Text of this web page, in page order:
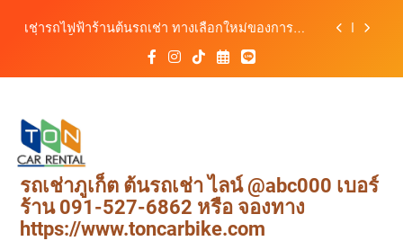
เช่ารถไฟฟ้าร้านต้นรถเช่า ทางเลือกใหม่ของการ
ต้นรถเช่ามอเตอร์ไซค์ภูเก็ต ราคาประหยัด ขี่ง่าย รับ
รถสะดวก 24 ชั่วโมง
สะดวก ราคาประหยัด เริ่มต้นเพียง 150 บาท/วัน
ต้นรถเช่า ครบทุกฟังก์ชันการใช้งาน ครบทุกประเภท
รถ ตอบโจทย์ทุกการเดินทางในภูเก็ต
เช่ารถไฟฟ้าร้านต้นรถเช่า ทางเลือกใหม่ของการ
เที่ยวภูเก็ต ขับเงียบ ประหยัด และทันสมัย
ต้นรถเช่ามอเตอร์ไซค์ภูเก็ต ราคาประหยัด ขี่ง่าย รับ
รถสะดวก 24 ชั่วโมง
รถเช่าภูเก็ต ต้นรถเช่า ไลน์ @abc000 เบอร์
ร้าน 091-527-6862 หรือ จองทาง
https://www.toncarbike.com